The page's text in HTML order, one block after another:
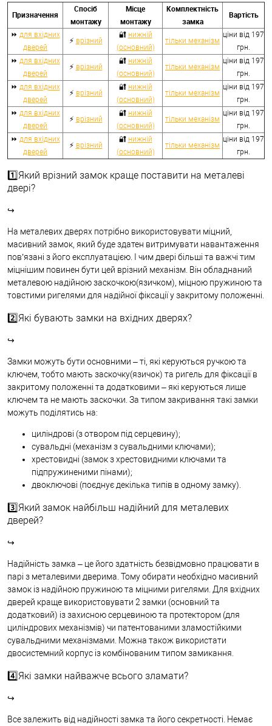
Призначення
Спосіб
монтажу
Місце
монтажу
Комплектність
замка
Вартість
⏩ для вхідних
дверей
⚡ врізний
🔐 нижній
(основний)
тільки механізм
ціни від 197
грн.
⏩ для вхідних
дверей
⚡ врізний
🔐 нижній
(основний)
тільки механізм
ціни від 197
грн.
⏩ для вхідних
дверей
⚡ врізний
🔐 нижній
(основний)
тільки механізм
ціни від 197
грн.
⏩ для вхідних
дверей
⚡ врізний
🔐 нижній
(основний)
тільки механізм
ціни від 197
грн.
⏩ для вхідних
дверей
⚡ врізний
🔐 нижній
(основний)
тільки механізм
ціни від 197
грн.
1️⃣Який врізний замок краще поставити на металеві
двері?
↪
На металевих дверях потрібно використовувати міцний,
масивний замок, який буде здатен витримувати навантаження
пов’язані з його експлуатацією. І чим двері більші та важчі тим
міцнішим повинен бути цей врізний механізм. Він обладнаний
металевою надійною заскочкою(язичком), міцною пружиною та
товстими ригелями для надійної фіксації у закритому положенні.
2️⃣Які бувають замки на вхідних дверях?
↪
Замки можуть бути основними – ті, які керуються ручкою та
ключем, тобто мають заскочку(язичок) та ригель для фіксації в
закритому положенні та додатковими – які керуються лише
ключем та не мають заскочки. За типом закривання такі замки
можуть поділятись на:
циліндрові (з отвором під серцевину);
сувальдні (механізм з сувальдними ключами);
хрестовидні (замок з хрестовидними ключами та
підпружиненими пінами);
двоключові (поєднує декілька типів в одному замку).
3️⃣Який замок найбільш надійний для металевих
дверей?
↪
Надійність замка – це його здатність безвідмовно працювати в
парі з металевими дверима. Тому обирати необхідно масивний
замок із надійною пружиною та міцними ригелями. Для вхідних
дверей краще використовувати 2 замки (основний та
додатковий) із захисною серцевиною та протектором (для
циліндрових механізмів) чи патентованими зламостійкими
сувальдними механізмами. Можна також використати
двосистемний корпус із комбінованим типом замикання.
4️⃣Які замки найважче всього зламати?
↪
Все залежить від надійності замка та його секретності. Немає